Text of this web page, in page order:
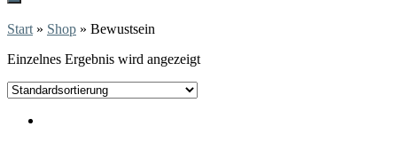
Start » Shop » Bewustsein
Einzelnes Ergebnis wird angezeigt